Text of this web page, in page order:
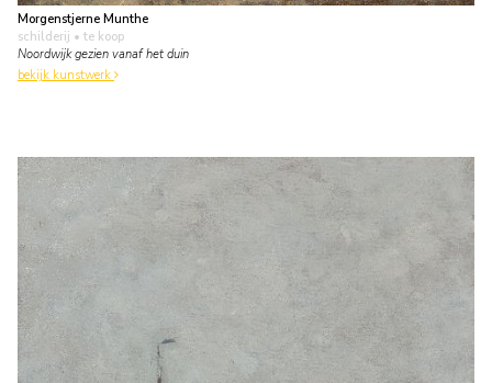
Morgenstjerne Munthe
schilderij • te koop
Noordwijk gezien vanaf het duin
bekijk kunstwerk